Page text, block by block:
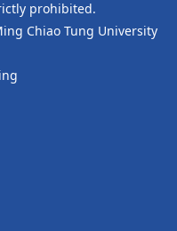
prohibited.
Chiao Tung University